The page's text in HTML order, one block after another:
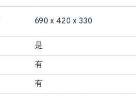
690 x 420 x 330
是
有
有